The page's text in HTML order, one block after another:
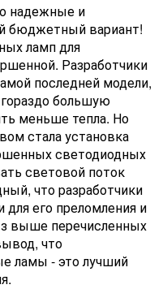
надежные и
бюджетный вариант!
ламп для
Разработчики
последней модели,
большую
меньше тепла. Но
стала установка
светодиодных
световой поток
что разработчики
его преломления и
выше перечисленных
что
ламы - это лучший